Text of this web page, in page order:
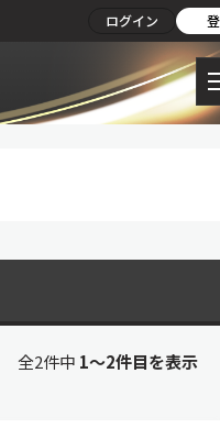
ログイン
全2件中 1〜2件目を表示